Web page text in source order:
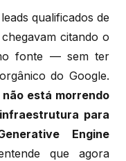
qualificados de
citando o
fonte — sem ter
do Google.
não está morrendo
para
Engine
que agora